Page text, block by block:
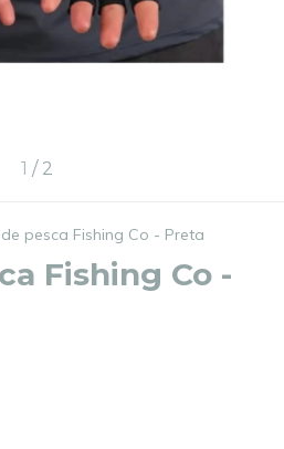
1 / 2
pesca Fishing Co - Preta
Fishing Co -